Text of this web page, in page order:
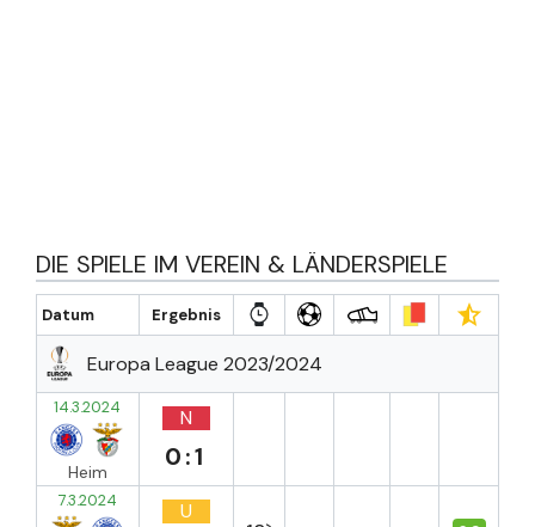
DIE SPIELE IM VEREIN & LÄNDERSPIELE
Datum Ergebnis
Europa League 2023/2024
14.3.2024
Heim
N
0:1
7.3.2024 U